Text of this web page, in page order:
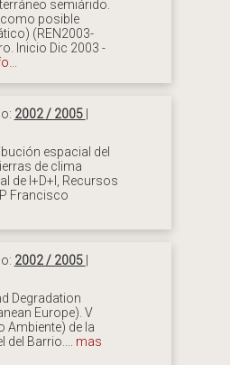
semiárido.
posible
(REN2003-
Inicio Dic 2003 -
2002 / 2005
espacial del
de clima
de I+D+I, Recursos
Francisco
2002 / 2005
Degradation
Europe). V
Ambiente) de la
del Barrio.... mas